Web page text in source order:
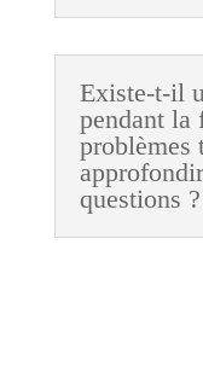
Existe-t-il
pendant la
problèmes
questions ?